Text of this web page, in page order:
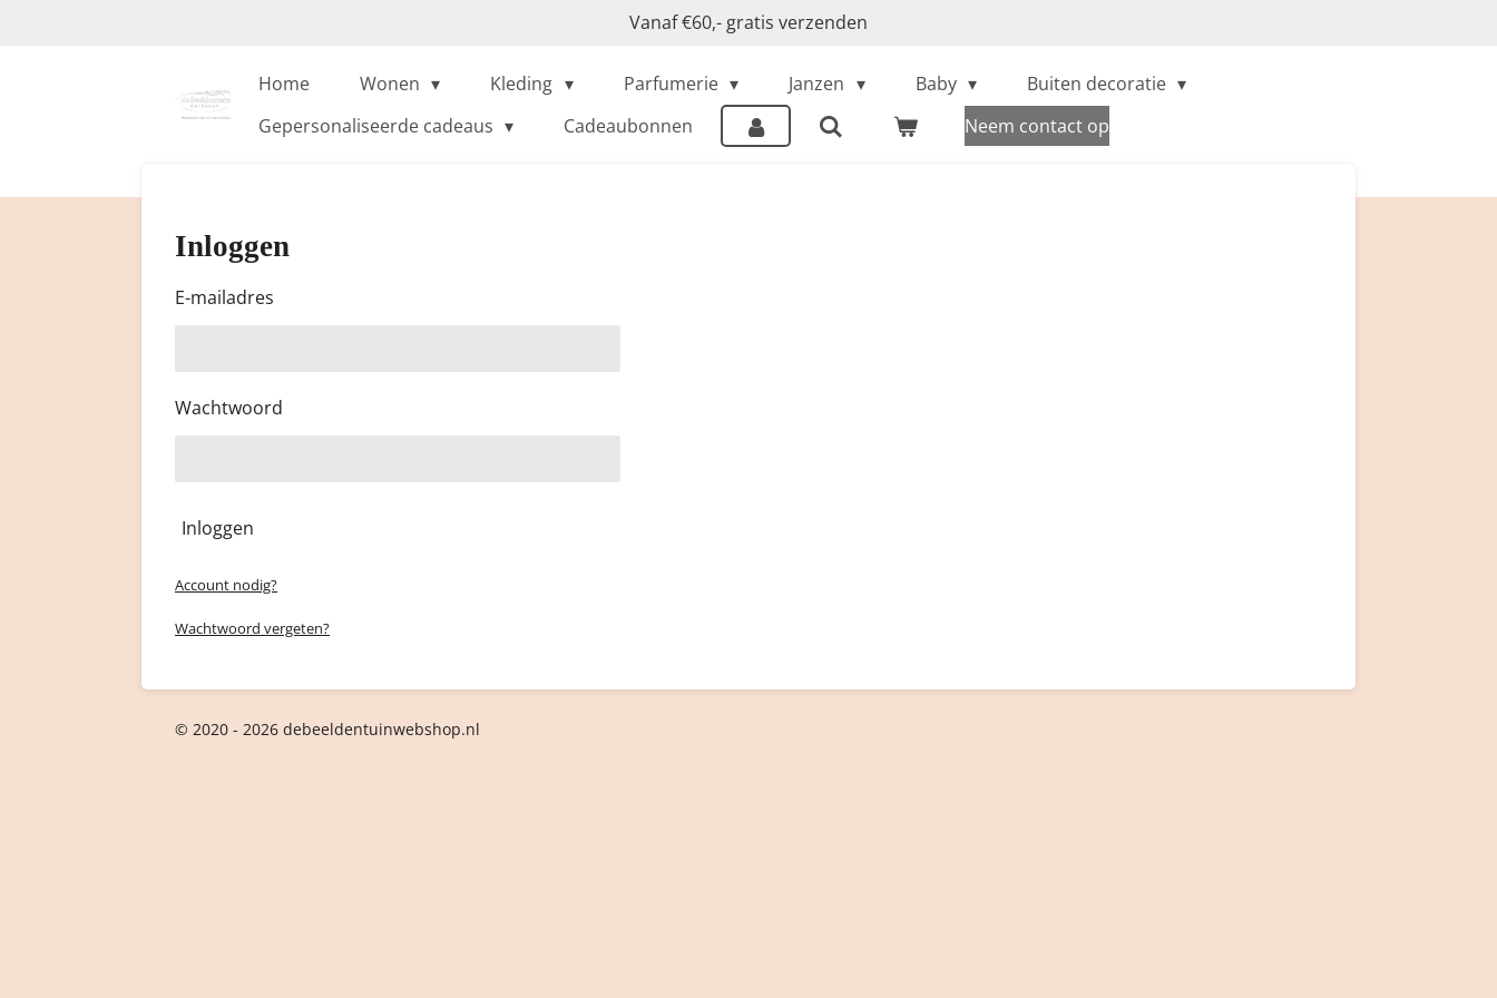
Vanaf €60,- gratis verzenden
Home Wonen Kleding Parfumerie Janzen Baby
Buiten decoratie
Gepersonaliseerde cadeaus
Cadeaubonnen Neem contact op
Inloggen
E-mailadres
Wachtwoord
Inloggen
Account nodig?
Wachtwoord vergeten?
© 2020 - 2026 debeeldentuinwebshop.nl